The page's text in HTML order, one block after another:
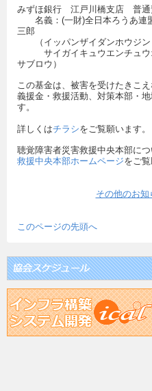
みずほ銀行 江戸川橋支店 普通
名義：(一財)全日本ろうあ連
三郎
（イッパンザイダンホウジン
サイガイキュウエンチュウ
サブロウ）
この基金は、被害を受けたきこ
義援金・救援活動、対策本部・
す。
詳しくはチラシをご覧願います。
聴覚障害者災害救援中央本部に
救援中央本部ホームページをご覧
その他のお
このページの先頭へ